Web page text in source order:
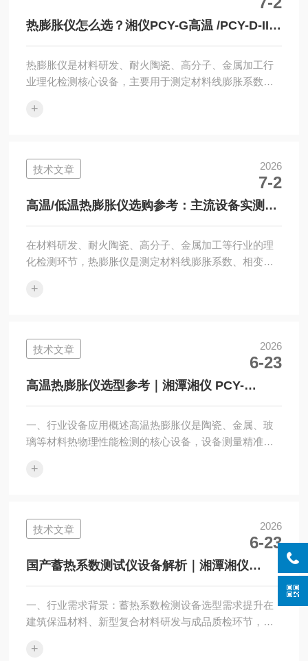
考。目前行业主流检测方案为激光闪光法，该检测技术
具备测试速度快、适用温度区间广、样品损耗量小、非
热膨胀仪怎么选？湘仪PCY-G高温 /PCY-D-II低
热膨胀仪是材料研发、耐火陶瓷、高分子、金属加工行
业理化检测核心设备，主要用于测定材料线膨胀系数、
专用型、高低温复合型两大类，二者适用材料、温控区
主流机型——PCY-G高精度高温热膨胀仪、PCY-D-II高
低温热膨胀仪为实测对象，从适用场景、温控性能、检
测精度、结构设计、合规检测标准五大维度拆解对比，
为高校科研实验室、企业质检、材料研发单...
+
技术文章 2026
7-2
高温/低温热膨胀仪选购参考：主流设备实测测
在材料研发、耐火陶瓷、高分子、金属加工等行业的理
化检测环节，热膨胀仪是测定材料线膨胀系数、相变温
高温型与高低温复合型两大品类，不同设备适用材料、
高的湘潭湘仪仪器两款主流机型PCY-G高精度高温热膨
胀仪、PCY-D-II高低温热膨胀仪，从适用场景、温控能
力、检测精度、结构设计、合规标准五大维度开展实测
解析，为实验室、生产质检、高校科研单...
+
技术文章 2026
6-23
高温热膨胀仪选型参考｜湘潭湘仪 PCY-
一、行业设备应用概述高温热膨胀仪是陶瓷、金属、玻
璃等材料热物理性能检测的核心设备，设备测量精准
潭湘仪仪器有限公司深耕实验室检测仪器制造多年，自
设备使用经验，从测量精准度、温控运行表现、智能操
作系统、运维配套服务、产品待优化细节五个维度拆解
设备综合表现，为行业采购选型提供客观参考依据。
二、微米级精准测量，捕捉材料细微形变数据...
+
技术文章 2026
6-23
国产蓄热系数测试仪设备解析｜湘潭湘仪
一、行业需求背景：蓄热系数检测设备选型需求提升在
建筑保温材料、新型复合材料研发与成品质检环节，蓄
筑节能相关规范持续完善，各类建材热工性能精准检测
+